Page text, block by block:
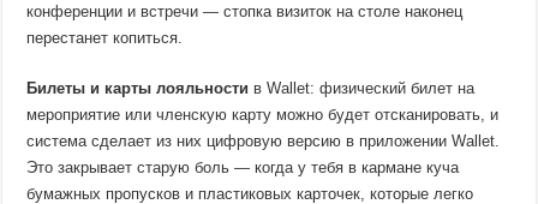
конференции и встречи — стопка визиток на столе наконец
перестанет копиться.
Билеты и карты лояльности в Wallet: физический билет на
мероприятие или членскую карту можно будет отсканировать, и
система сделает из них цифровую версию в приложении Wallet.
Это закрывает старую боль — когда у тебя в кармане куча
бумажных пропусков и пластиковых карточек, которые легко